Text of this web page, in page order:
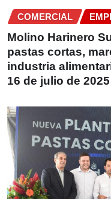
COMERCIAL
Molino Harinero
pastas cortas,
industria
16 de julio de 2025